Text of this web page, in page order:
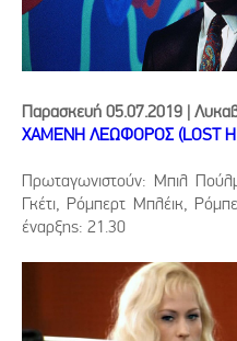
Παρασκευή 05.07.2019 |
ΧΑΜΕΝΗ ΛΕΩΦΟΡΟΣ (LOST
Πρωταγωνιστούν: Μπιλ
Γκέτι, Ρόμπερτ Μπλέικ,
έναρξης: 21.30